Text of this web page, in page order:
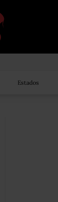
Estados